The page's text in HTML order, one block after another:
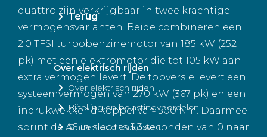
Terug
Over elektrisch rijden
Over elektrisch rijden
Bijtelling en belastingvoordelen
Onderhoud en kosten
quattro zijn verkrijgbaar in twee krachtige
vermogensvarianten. Beide combineren een
2.0 TFSI turbobenzinemotor van 185 kW (252
pk) met een elektromotor die tot 105 kW aan
extra vermogen levert. De topversie levert een
systeemvermogen van 270 kW (367 pk) en een
indrukwekkend koppel van 500 Nm. Daarmee
sprint de A6 in slechts 5,3 seconden van 0 naar